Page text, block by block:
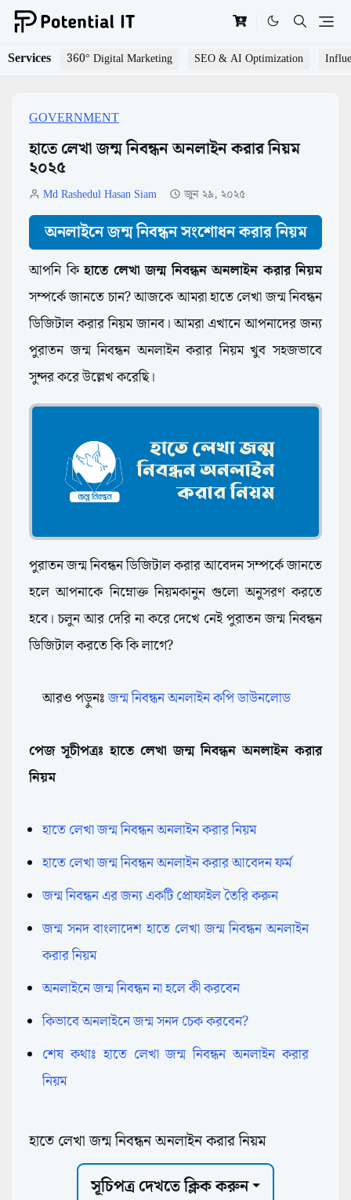
Services 360° Digital Marketing SEO & AI Optimization
GOVERNMENT
হাতে লেখা জন্ম নিবন্ধন অনলাইন করার নিয়ম
২০২৫
Md Rashedul Hasan Siam জুন ২৯, ২০২৫
অনলাইনে জন্ম নিবন্ধন সংশোধন করার নিয়ম
আপনি কিহাতে লেখা জন্ম নিবন্ধন অনলাইন করার নিয়ম
সম্পর্কে জানতে চান? আজকে আমরা হাতে লেখা জন্ম নিবন্ধন
ডিজিটাল করার নিয়ম জানব। আমরা এখানে আপনাদের জন্য
পুরাতন জন্ম নিবন্ধন অনলাইন করার নিয়ম খুব সহজভাবে
সুন্দর করে উল্লেখ করেছি।
পুরাতন জন্ম নিবন্ধন ডিজিটাল করার আবেদন সম্পর্কে জানতে
হলে আপনাকে নিম্নোক্ত নিয়মকানুন গুলো অনুসরণ করতে
হবে। চলুন আর দেরি না করে দেখে নেই পুরাতন জন্ম নিবন্ধন
ডিজিটাল করতে কি কি লাগে?
আরও পড়ুনঃজন্ম নিবন্ধন অনলাইন কপি ডাউনলোড
পেজ সূচীপত্রঃ হাতে লেখা জন্ম নিবন্ধন অনলাইন করার
নিয়ম
হাতে লেখা জন্ম নিবন্ধন অনলাইন করার নিয়ম
হাতে লেখা জন্ম নিবন্ধন অনলাইন করার আবেদন ফর্ম
জন্ম নিবন্ধন এর জন্য একটি প্রোফাইল তৈরি করুন
জন্ম সনদ বাংলাদেশ হাতে লেখা জন্ম নিবন্ধন অনলাইন
করার নিয়ম
অনলাইনে জন্ম নিবন্ধন না হলে কী করবেন
কিভাবে অনলাইনে জন্ম সনদ চেক করবেন?
শেষ কথাঃ হাতে লেখা জন্ম নিবন্ধন অনলাইন করার
নিয়ম
Government
হাতে লেখা জন্ম নিবন্ধন অনলাইন করার নিয়ম
সূচিপত্র দেখতে ক্লিক করুন